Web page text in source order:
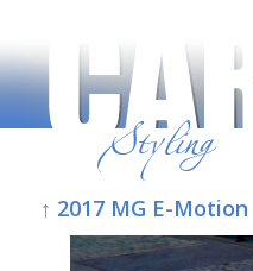
↑ 2017 MG E-Motion